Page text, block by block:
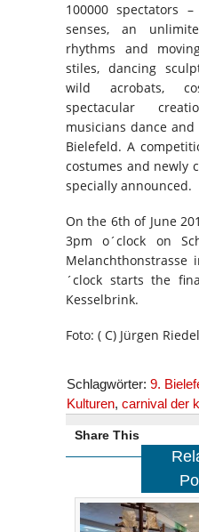
100000 spectators
senses, an
rhythms and
stiles, dancing
wild acrobats,
spectacular
musicians dance
Bielefeld. A
costumes and newly
specially announced.
On the 6th of June
3pm o´clock on
´clock starts the
Kesselbrink.
Foto: ( C) Jürgen Riedel
Schlagwörter: 9.
Kulturen, carnival der
Share This